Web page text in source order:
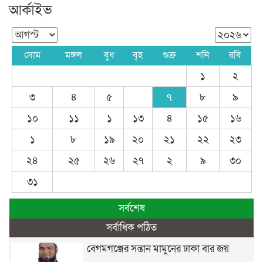
আর্কাইভ
সোম মঙ্গল বুধ বৃহ শুক্র শনি রবি
১
২
৩
৪ ৫ ৭ ৮
৯
১০
১১ ১ ১৩ ৪ ১৫
১৬
১
৮ ১৯ ২০ ২১ ২২
২৩
২৪
২৫ ২৬ ২৭ ২ ৯
৩০
৩১
সর্বশেষ
সর্বাধিক পঠিত
বেগমগঞ্জের সন্তান মামুনের ঢাকা বার জয়